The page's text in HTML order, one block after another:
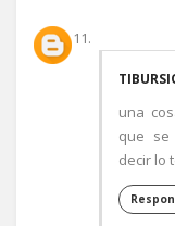
una
que se
decir lo